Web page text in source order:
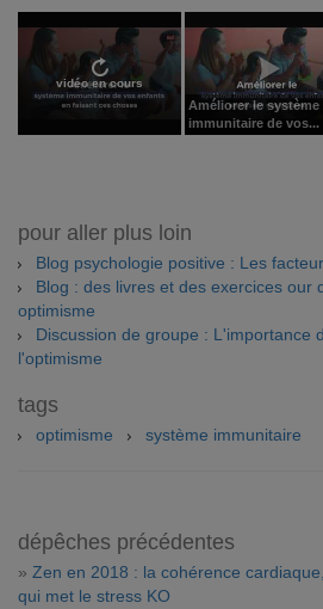
vidéo en cours
Améliorer le système
immunitaire de vos...
pour aller plus loin
Blog psychologie positive : Les
Blog : des livres et des exercices our
optimisme
Discussion de groupe : L'importance
l'optimisme
tags
optimisme système immunitaire
dépêches précédentes
» Zen en 2018 : la cohérence
qui met le stress KO